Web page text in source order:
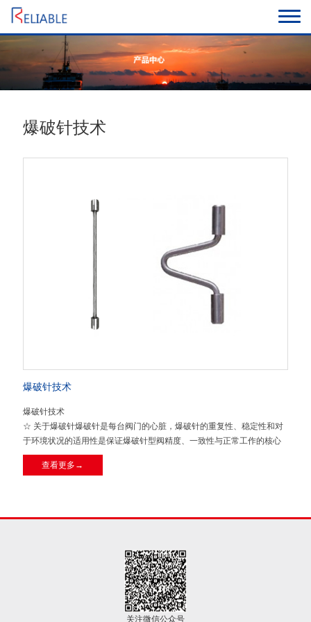
语言
爆破针技术
爆破针技术
爆破针技术
☆ 关于爆破针爆破针是每台阀门的心脏，爆破针的重复性、稳定性和对
于环境状况的适用性是保证爆破针型阀精度、一致性与正常工作的核心
所在。瑞朗博爆破针专用的合金材料为特殊定制，并经过特殊热处理，
而且每种选定的爆破针材料均适用于其工作环境，不会受到环境因素的
查看更多→
关注微信公众号